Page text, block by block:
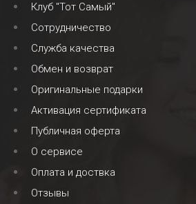
Клуб "Тот Самый"
Сотрудничество
Служба качества
Обмен и возврат
Оригинальные подарки
Активация сертификата
Публичная оферта
О сервисе
Оплата и доствка
Отзывы